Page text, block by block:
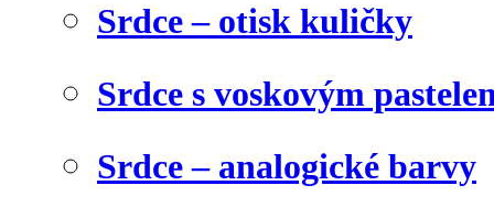
Srdce – otisk kuličky
Srdce s voskovým
Srdce – analogické barvy